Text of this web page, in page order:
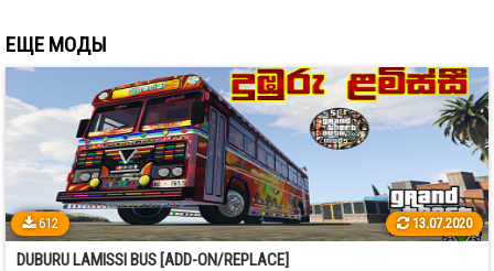
ЕЩЕ МОДЫ
612 13.07.2020
DUBURU LAMISSI BUS [ADD-ON/REPLACE]